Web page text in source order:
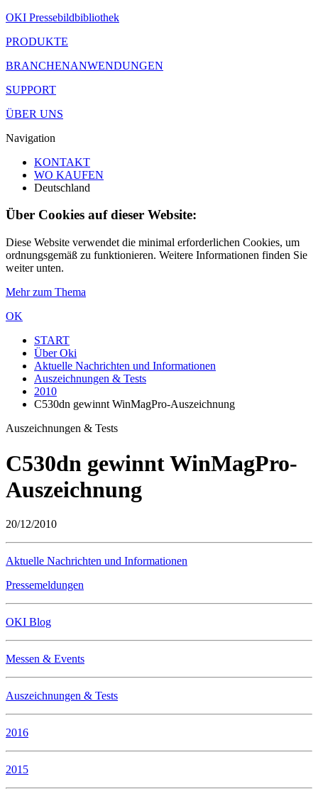
OKI Pressebildbibliothek
PRODUKTE
BRANCHENANWENDUNGEN
SUPPORT
ÜBER UNS
Navigation
KONTAKT
WO KAUFEN
Deutschland
Über Cookies auf dieser Website:
Diese Website verwendet die minimal erforderlichen Cookies, um
ordnungsgemäß zu funktionieren. Weitere Informationen finden Sie
weiter unten.
Mehr zum Thema
OK
START
Über Oki
Aktuelle Nachrichten und Informationen
Auszeichnungen & Tests
2010
C530dn gewinnt WinMagPro-Auszeichnung
Auszeichnungen & Tests
C530dn gewinnt WinMagPro-
Auszeichnung
20/12/2010
Aktuelle Nachrichten und Informationen
Pressemeldungen
OKI Blog
Messen & Events
Auszeichnungen & Tests
2016
2015